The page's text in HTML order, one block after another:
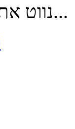
נווט את האניה שלך דרך...